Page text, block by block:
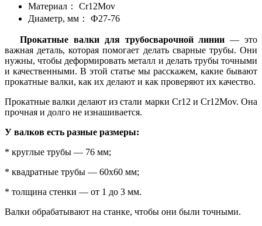
Материал：
Cr12Mov
Диаметр, мм：
Ф27-76
Прокатные валки для трубосварочной линии— это
важная деталь, которая помогает делать сварные трубы. Они
нужны, чтобы деформировать металл и делать трубы точными
и качественными. В этой статье мы расскажем, какие бывают
прокатные валки, как их делают и как проверяют их качество.
Прокатные валки делают из стали марки Cr12 и Cr12Mov. Она
прочная и долго не изнашивается.
У валков есть разные размеры:
* круглые трубы — 76 мм;
* квадратные трубы — 60х60 мм;
* толщина стенки — от 1 до 3 мм.
Валки обрабатывают на станке, чтобы они были точными.